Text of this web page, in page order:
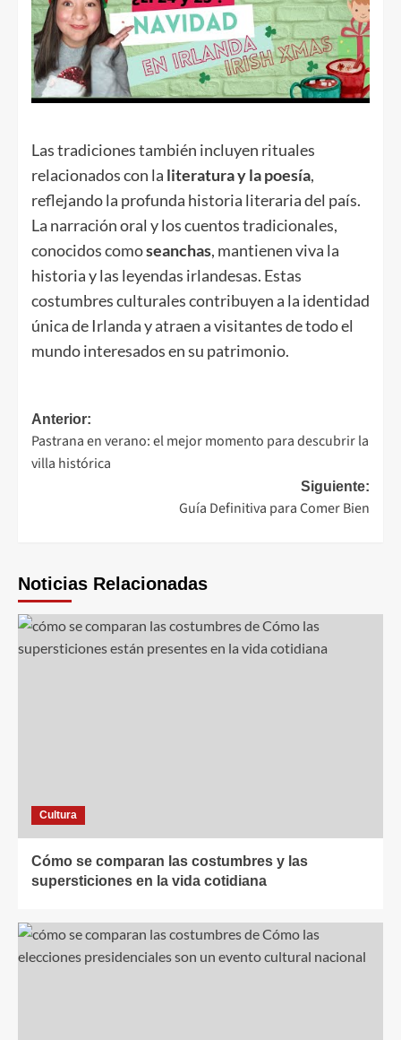
Las tradiciones también incluyen rituales
relacionados con la literatura y la poesía,
reflejando la profunda historia literaria del país.
La narración oral y los cuentos tradicionales,
conocidos comoseanchas, mantienen viva la
historia y las leyendas irlandesas. Estas
costumbres culturales contribuyen a la identidad
única de Irlanda y atraen a visitantes de todo el
mundo interesados en su patrimonio.
Navegación
de
Anterior:
Pastrana en verano: el mejor momento para descubrir la
villa histórica
Siguiente:
Guía Definitiva para Comer Bien
Noticias Relacionadas
Cultura
Cómo se comparan las costumbres y las
supersticiones en la vida cotidiana